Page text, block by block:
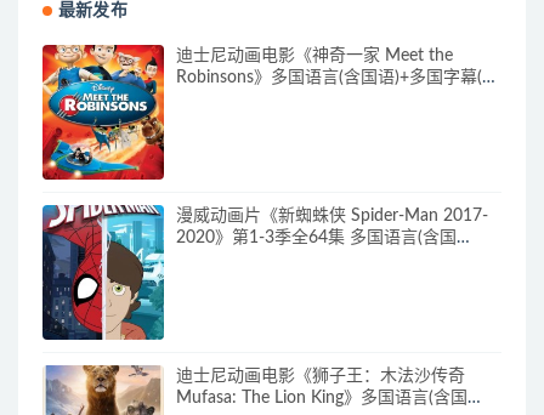
最新发布
迪士尼动画电影《神奇一家 Meet the
Robinsons》多国语言(含国语)+多国字幕(含
漫威动画片《新蜘蛛侠 Spider-Man 2017-
2020》第1-3季全64集 多国语言(含国
迪士尼动画电影《狮子王：木法沙传奇
Mufasa: The Lion King》多国语言(含国